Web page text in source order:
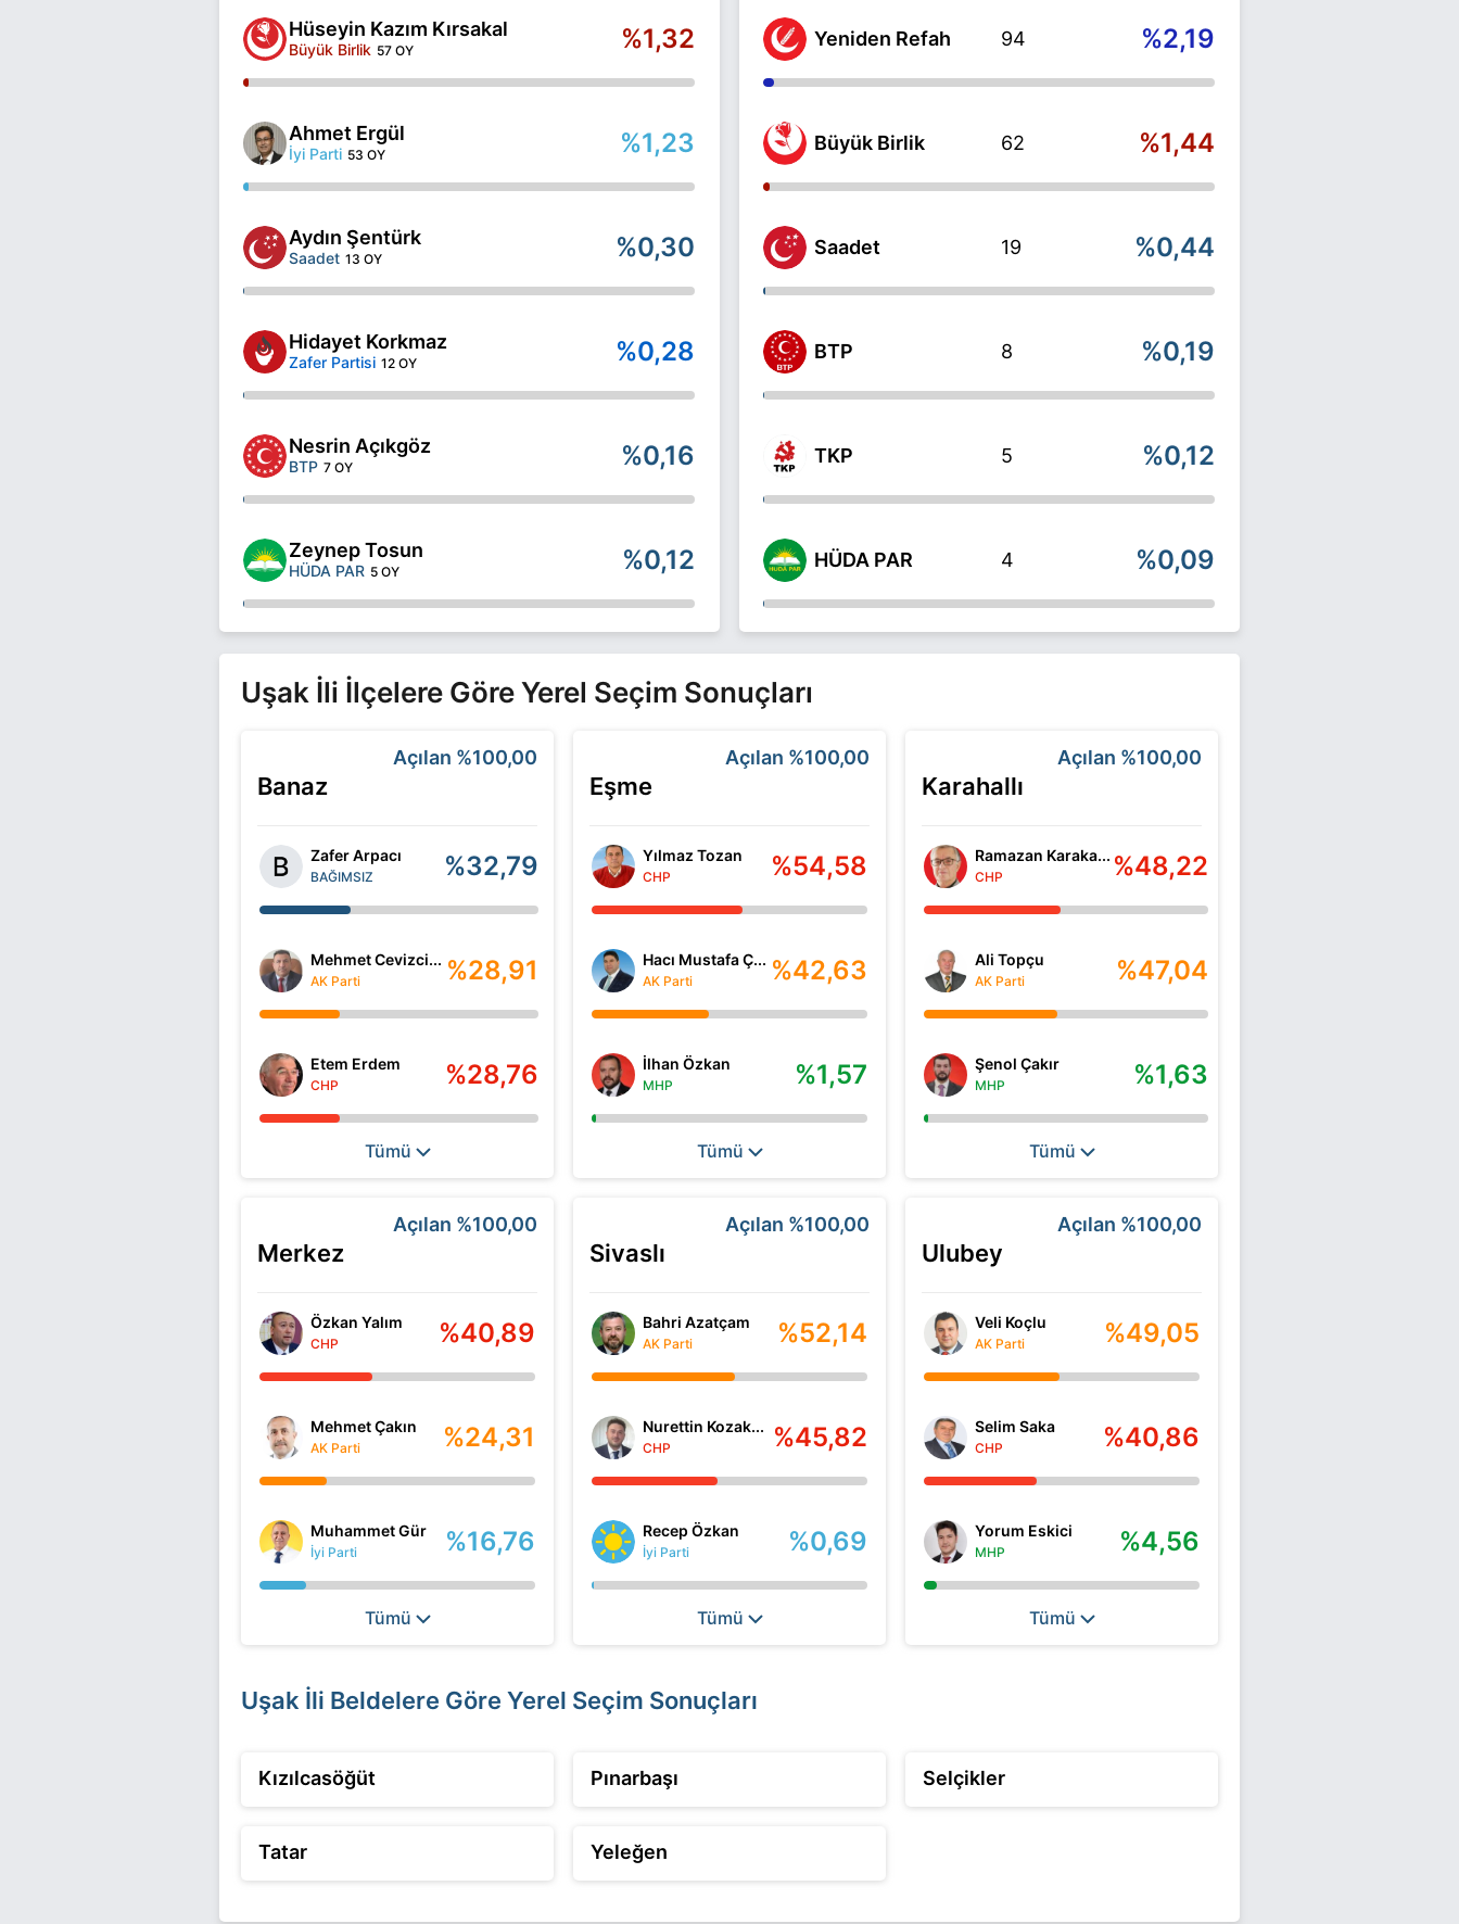
Hüseyin Kazım Kırsakal
Büyük Birlik 57 OY %1,32
Ahmet Ergül
İyi Parti 53 OY %1,23
Aydın Şentürk
Saadet 13 OY %0,30
Hidayet Korkmaz
Zafer Partisi 12 OY %0,28
Nesrin Açıkgöz
BTP 7 OY %0,16
Zeynep Tosun
HÜDA PAR 5 OY %0,12
Yeniden Refah 94 %2,19
Büyük Birlik 62 %1,44
Saadet 19 %0,44
BTP 8 %0,19
TKP 5 %0,12
HÜDA PAR 4 %0,09
Uşak İli İlçelere Göre Yerel Seçim Sonuçları
Banaz
Açılan %100,00
Zafer Arpacı
BAĞIMSIZ %32,79
Mehmet Cevizci...
AK Parti %28,91
Etem Erdem
CHP %28,76
Tümü
Eşme
Açılan %100,00
Yılmaz Tozan
CHP %54,58
Hacı Mustafa Ç...
AK Parti %42,63
İlhan Özkan
MHP %1,57
Tümü
Karahallı
Açılan %100,00
Ramazan Karaka...
CHP %48,22
Ali Topçu
AK Parti %47,04
Şenol Çakır
MHP %1,63
Tümü
Merkez
Açılan %100,00
Özkan Yalım
CHP %40,89
Mehmet Çakın
AK Parti %24,31
Muhammet Gür
İyi Parti %16,76
Tümü
Sivaslı
Açılan %100,00
Bahri Azatçam
AK Parti %52,14
Nurettin Kozak...
CHP %45,82
Recep Özkan
İyi Parti %0,69
Tümü
Ulubey
Açılan %100,00
Veli Koçlu
AK Parti %49,05
Selim Saka
CHP %40,86
Yorum Eskici
MHP %4,56
Tümü
Uşak İli Beldelere Göre Yerel Seçim Sonuçları
Kızılcasöğüt Pınarbaşı Selçikler
Tatar Yeleğen